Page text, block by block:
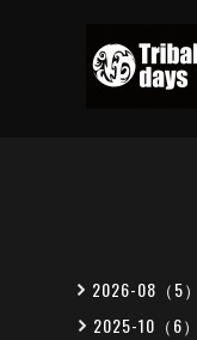
2026-08（5）
2025-10（6）